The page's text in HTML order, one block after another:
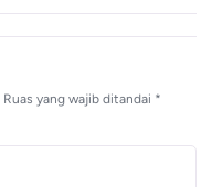
Ruas yang wajib ditandai *